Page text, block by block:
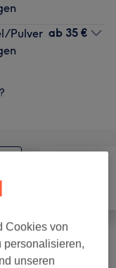
Pulver ab 35 €
ab 15 €
Cookies von
personalisieren,
unseren